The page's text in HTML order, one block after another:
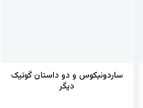
ساردونیکوس و دو داستان گوتیک
دیگر